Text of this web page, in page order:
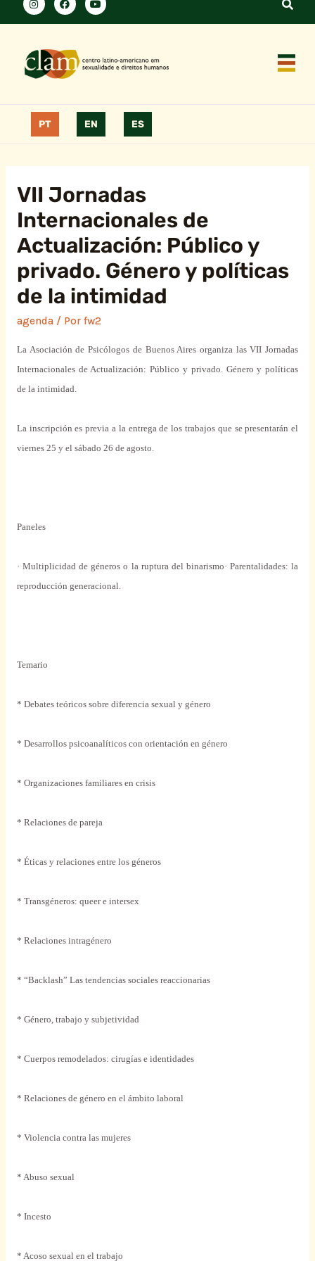
PT EN ES
VII Jornadas
Internacionales de
Actualización: Público y
privado. Género y políticas
de la intimidad
agenda/ Por fw2
La Asociación de Psicólogos de Buenos Aires organiza las VII Jornadas
Internacionales de Actualización: Público y privado. Género y políticas
de la intimidad.
La inscripción es previa a la entrega de los trabajos que se presentarán el
viernes 25 y el sábado 26 de agosto.
Paneles
· Multiplicidad de géneros o la ruptura del binarismo· Parentalidades: la
reproducción generacional.
Temario
* Debates teóricos sobre diferencia sexual y género
* Desarrollos psicoanalíticos con orientación en género
* Organizaciones familiares en crisis
* Relaciones de pareja
* Éticas y relaciones entre los géneros
* Transgéneros: queer e intersex
* Relaciones intragénero
* “Backlash” Las tendencias sociales reaccionarias
* Género, trabajo y subjetividad
* Cuerpos remodelados: cirugías e identidades
* Relaciones de género en el ámbito laboral
* Violencia contra las mujeres
* Abuso sexual
* Incesto
* Acoso sexual en el trabajo